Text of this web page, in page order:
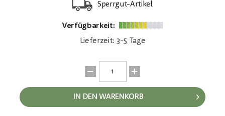
Sperrgut-Artikel
Verfügbarkeit:
Lieferzeit: 3-5 Tage
IN DEN WARENKORB